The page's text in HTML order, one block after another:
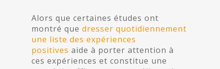
Alors que certaines études ont
montré que dresser quotidiennement
une liste des expériences
positives aide à porter attention à
ces expériences et constitue une